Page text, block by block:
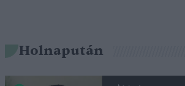
Holnapután